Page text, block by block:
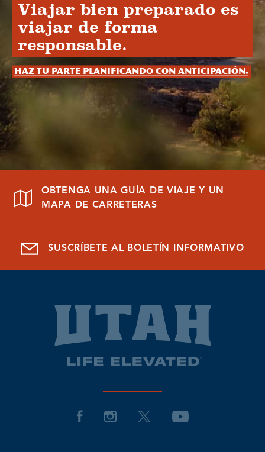
Viajar bien preparado es
viajar de forma
responsable.
Haz tu parte planificando con anticipación.
OBTENGA UNA GUÍA DE VIAJE Y UN
MAPA DE CARRETERAS
SUSCRÍBETE AL BOLETÍN INFORMATIVO